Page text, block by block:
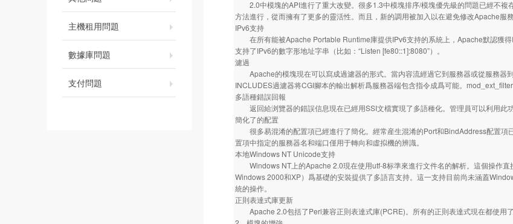
主機租用問題
數據庫問題
支付問題
2.0中模塊的API進行了重大改變。很多1.3中模塊排序/模塊優先級的問題已經不複
方法進行，從而擁有了更多的靈活性。而且，新的調用被加入以在避免修改Apache服
IPv6支持
在所有能被Apache Portable Runtime庫提供IPv6支持的系統上，Apache默認獲
支持了IPv6的數字形地址字串（比如：“Listen [fe80::1]:8080”）。
濾過
Apache的模塊現在可以寫成過濾器的形式。當内容流經過它到服務器或從服務器
INCLUDES過濾器将CGI腳本的輸出解析爲服務器端包含指令成爲可能。
多語種錯誤回報
返回給浏覽器的錯誤信息現在已經用SSI文檔實現了多語種化。管理員可以利用此功
簡化了的配置
很多易混淆的配置項已經進行了簡化。經常産生混淆的Port和BindAddress配置項
置項中指定的服務器名和端口僅用于轉向和虛拟機的辨識。
本地Windows NT Unicode支持
Windows NT上的Apache 2.0現在使用utf-8标準來進行文件名的解析。這個操作
Windows 2000和XP）爲基礎的安裝提供了多語言支持。這一支持目前尚未涵蓋
統的操作。
正則表達式庫更新
Apache 2.0包括了Perl兼容正則表達式庫(PCRE)。所有的正則表達式現在都使用了